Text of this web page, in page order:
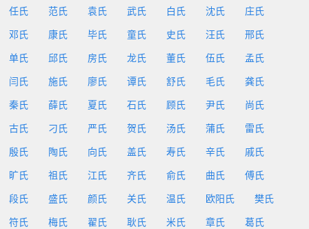
任氏 范氏 袁氏 武氏 白氏 沈氏 庄氏
邓氏 康氏 毕氏 童氏 史氏 汪氏 邢氏
单氏 邱氏 房氏 龙氏 董氏 伍氏 孟氏
闫氏 施氏 廖氏 谭氏 舒氏 毛氏 龚氏
秦氏 薛氏 夏氏 石氏 顾氏 尹氏 尚氏
古氏 刁氏 严氏 贺氏 汤氏 蒲氏 雷氏
殷氏 陶氏 向氏 盖氏 寿氏 辛氏 戚氏
旷氏 祖氏 江氏 齐氏 俞氏 曲氏 傅氏
段氏 盛氏 颜氏 关氏 温氏 欧阳氏 樊氏
符氏 梅氏 翟氏 耿氏 米氏 章氏 葛氏